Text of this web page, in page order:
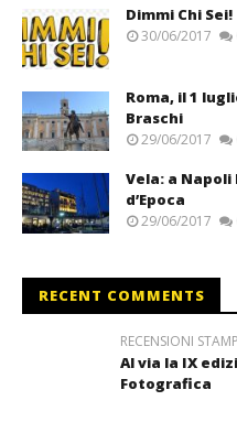
Dimmi Chi Sei!
30/06/2017
Roma, il 1
Braschi
29/06/2017
Vela: a
d’Epoca
29/06/2017
RECENT COMMENTS
RECENSIONI
Al via la IX
Fotografica